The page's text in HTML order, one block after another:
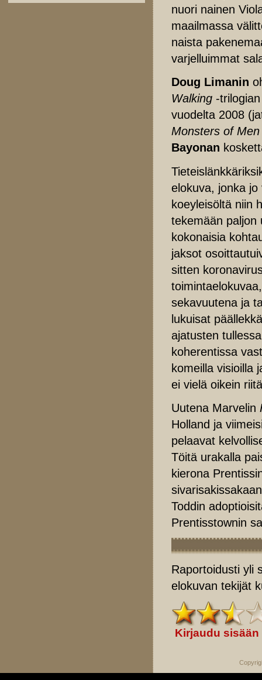
nuori nainen
maailmassa
naista
varjelluimmat
Doug Limanin
Walking -
vuodelta 2008
Monsters of Men
Bayonan
elokuva, jonka
koeyleisöltä niin
tekemään paljon
kokonaisia
jaksot
sitten
sekavuutena ja
lukuisat
ajatusten
koherentissa
komeilla visioilla
ei vielä oikein
Uutena Marvelin
Holland ja
pelaavat
Töitä urakalla
kierona
Toddin
Prentisstownin
Raportoidusti yli
elokuvan tekijät
Kirjaudu sisään